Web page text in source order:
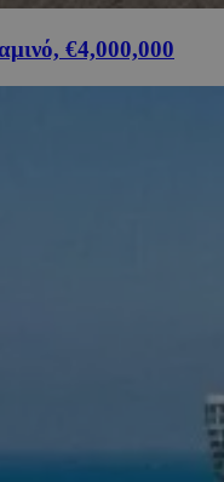
€4,000,000